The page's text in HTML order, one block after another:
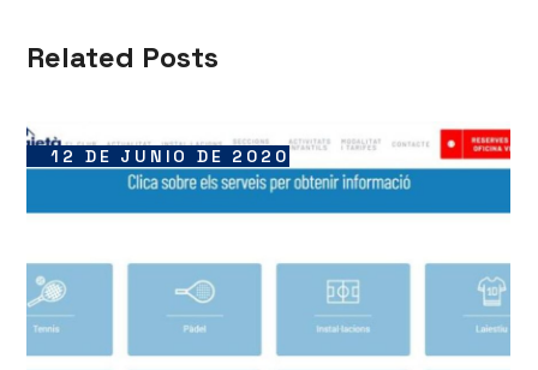
Related Posts
12 DE JUNIO DE 2020